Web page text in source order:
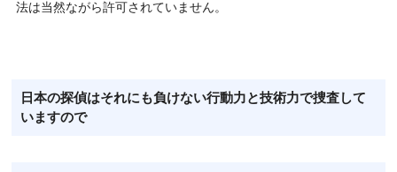
法は当然ながら許可されていません。
日本の探偵はそれにも負けない行動力と技術力で捜査して
いますので